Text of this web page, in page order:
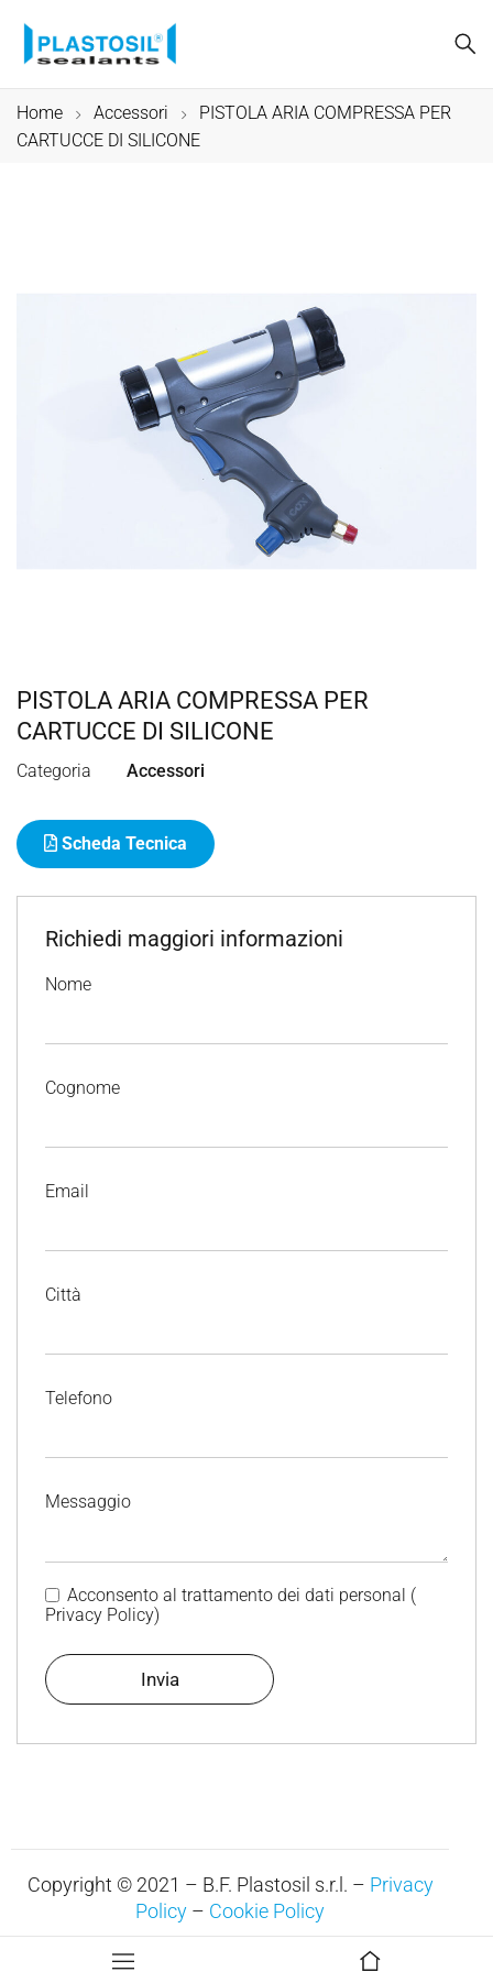
Home Accessori
PISTOLA ARIA COMPRESSA PER
CARTUCCE DI SILICONE
PISTOLA ARIA COMPRESSA PER
CARTUCCE DI SILICONE
Categoria Accessori
Scheda Tecnica
Richiedi maggiori informazioni
Nome
Cognome
Email
Città
Telefono
Messaggio
Acconsento al trattamento dei dati personal (
Privacy Policy)
Copyright © 2021 – B.F. Plastosil s.r.l. – Privacy
Policy – Cookie Policy